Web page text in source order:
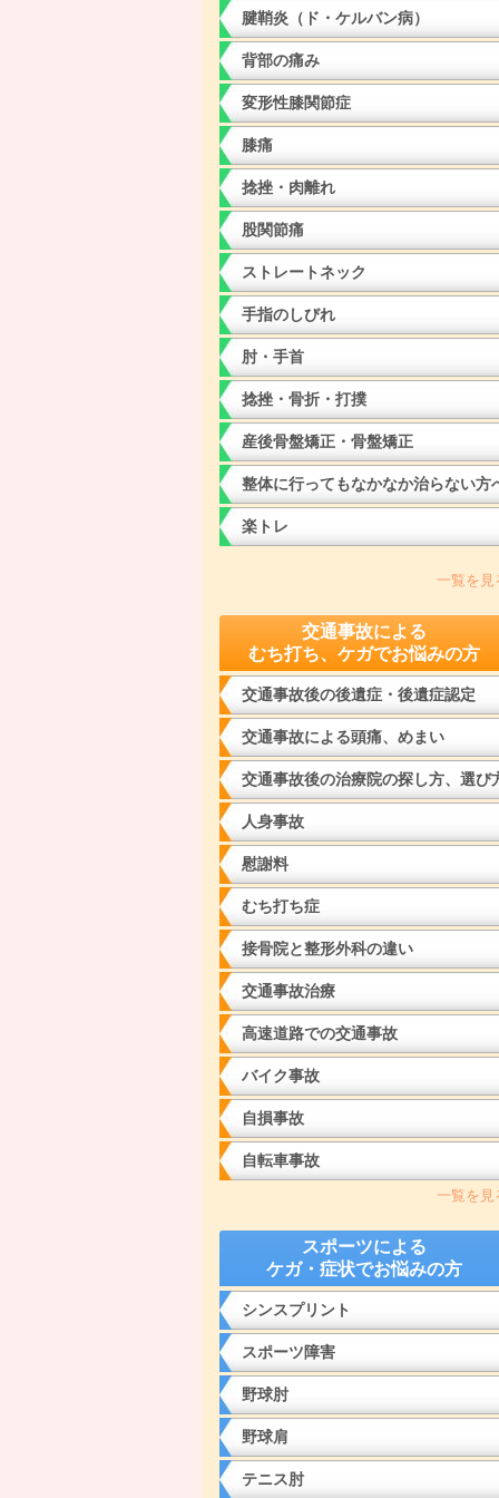
腱鞘炎（ド・ケルバン病）
背部の痛み
変形性膝関節症
膝痛
捻挫・肉離れ
股関節痛
ストレートネック
手指のしびれ
肘・手首
捻挫・骨折・打撲
産後骨盤矯正・骨盤矯正
整体に行ってもなかなか治らない方
楽トレ
一覧を見
交通事故による
むち打ち、ケガでお悩みの方
交通事故後の後遺症・後遺症認定
交通事故による頭痛、めまい
交通事故後の治療院の探し方、選び
人身事故
慰謝料
むち打ち症
接骨院と整形外科の違い
交通事故治療
高速道路での交通事故
バイク事故
自損事故
自転車事故
一覧を見
スポーツによる
ケガ・症状でお悩みの方
シンスプリント
スポーツ障害
野球肘
野球肩
テニス肘